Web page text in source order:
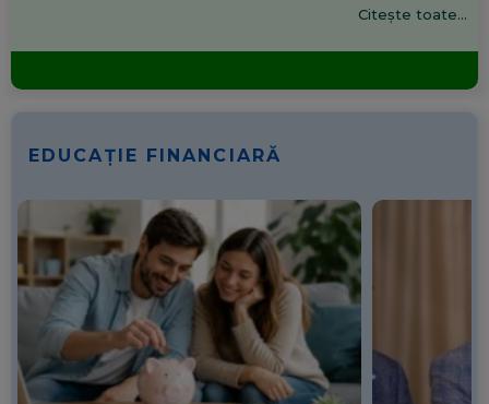
Citește toate...
EDUCAȚIE FINANCIARĂ